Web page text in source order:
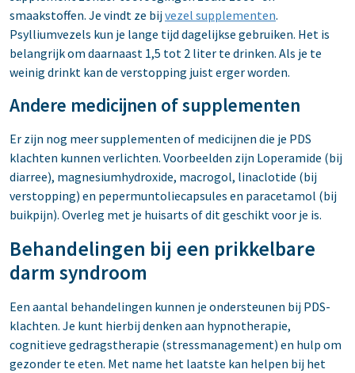
smaakstoffen. Je vindt ze bijvezel supplementen.
Psylliumvezels kun je lange tijd dagelijkse gebruiken. Het is
belangrijk om daarnaast 1,5 tot 2 liter te drinken. Als je te
weinig drinkt kan de verstopping juist erger worden.
Andere medicijnen of supplementen
Er zijn nog meer supplementen of medicijnen die je PDS
klachten kunnen verlichten. Voorbeelden zijn Loperamide (bij
diarree), magnesiumhydroxide, macrogol, linaclotide (bij
verstopping) en pepermuntoliecapsules en paracetamol (bij
buikpijn). Overleg met je huisarts of dit geschikt voor je is.
Behandelingen bij een prikkelbare
darm syndroom
Een aantal behandelingen kunnen je ondersteunen bij PDS-
klachten. Je kunt hierbij denken aan hypnotherapie,
cognitieve gedragstherapie (stressmanagement) en hulp om
gezonder te eten. Met name het laatste kan helpen bij het